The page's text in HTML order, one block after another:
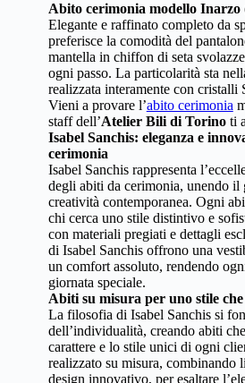
Abito cerimonia modello Inarzo
Elegante e raffinato completo da
preferisce la comodità del
mantella in chiffon di seta
ogni passo. La particolarità sta
realizzata interamente con cristalli
Vieni a provare l’abito cerimonia
staff dell’Atelier Bili di Torinoti
Isabel Sanchis: eleganza e
cerimonia
Isabel Sanchis rappresenta
degli abiti da cerimonia, unendo il
creatività contemporanea. Ogni
chi cerca uno stile distintivo e
con materiali pregiati e dettagli
di Isabel Sanchis offrono una
un comfort assoluto, rendendo
giornata speciale.
Abiti su misura per uno stile
La filosofia di Isabel Sanchis si
dell’individualità, creando abiti
carattere e lo stile unici di ogni
realizzato su misura, combinando
design innovativo, per esaltare